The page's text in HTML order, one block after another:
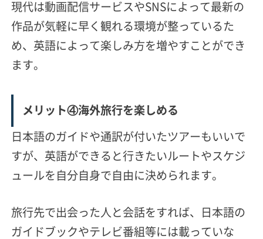
現代は動画配信サービスやSNSによって最新の
作品が気軽に早く観れる環境が整っているた
め、英語によって楽しみ方を増やすことができ
ます。
メリット④海外旅行を楽しめる
日本語のガイドや通訳が付いたツアーもいいで
すが、英語ができると行きたいルートやスケジ
ュールを自分自身で自由に決められます。
旅行先で出会った人と会話をすれば、日本語の
ガイドブックやテレビ番組等には載っていな